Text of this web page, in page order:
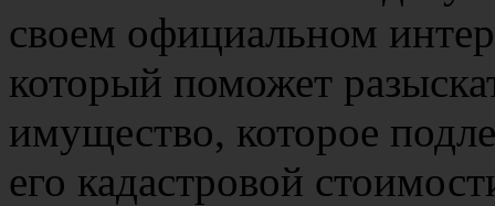
своем официальном
который поможет
имущество, которое
его кадастровой